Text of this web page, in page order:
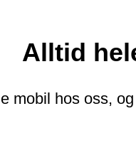
Alltid
mobil hos oss,